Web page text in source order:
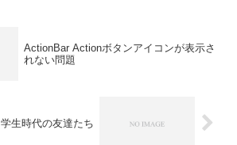
ActionBar Actionボタンアイコンが表示さ
れない問題
学生時代の友達たち